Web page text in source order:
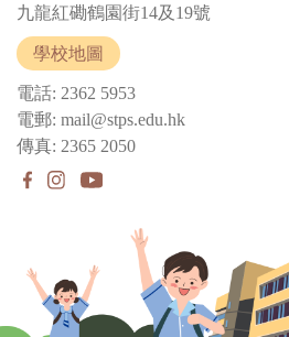
九龍紅磡鶴園街14及19號
學校地圖
電話: 2362 5953
電郵: mail@stps.edu.hk
傳真: 2365 2050